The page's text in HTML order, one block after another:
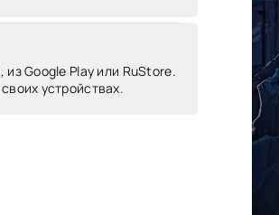
Google Play или RuStore.
устройствах.